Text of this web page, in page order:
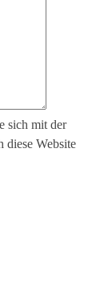
sich mit der
diese Website